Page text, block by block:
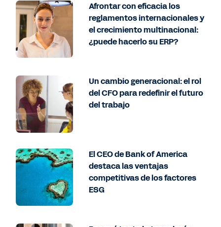
Afrontar con eficacia los
reglamentos internacionales y
el crecimiento multinacional:
¿puede hacerlo su ERP?
Un cambio generacional: el rol
del CFO para redefinir el futuro
del trabajo
El CEO de Bank of America
destaca las ventajas
competitivas de los factores
ESG